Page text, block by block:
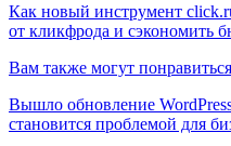
Как новый инструмент
от кликфрода и сэкономить
Вам также могут понравиться
Вышло обновление
становится проблемой для